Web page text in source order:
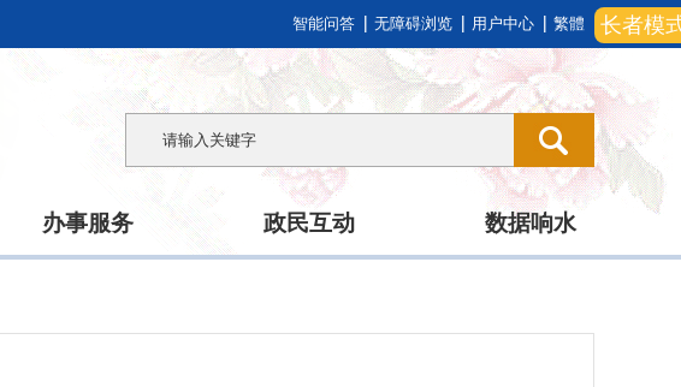
长者模
智能问答 无障碍浏览 用户中心 繁體
办事服务 政民互动 数据响水